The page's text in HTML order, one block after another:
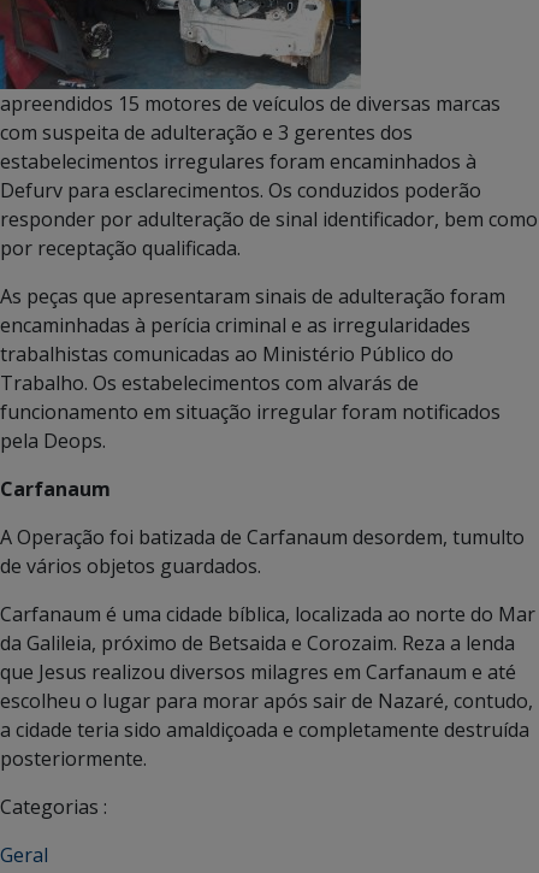
apreendidos 15 motores de veículos de diversas marcas
com suspeita de adulteração e 3 gerentes dos
estabelecimentos irregulares foram encaminhados à
Defurv para esclarecimentos. Os conduzidos poderão
responder por adulteração de sinal identificador, bem como
por receptação qualificada.
As peças que apresentaram sinais de adulteração foram
encaminhadas à perícia criminal e as irregularidades
trabalhistas comunicadas ao Ministério Público do
Trabalho. Os estabelecimentos com alvarás de
funcionamento em situação irregular foram notificados
pela Deops.
Carfanaum
A Operação foi batizada de Carfanaum desordem, tumulto
de vários objetos guardados.
Carfanaum é uma cidade bíblica, localizada ao norte do Mar
da Galileia, próximo de Betsaida e Corozaim. Reza a lenda
que Jesus realizou diversos milagres em Carfanaum e até
escolheu o lugar para morar após sair de Nazaré, contudo,
a cidade teria sido amaldiçoada e completamente destruída
posteriormente.
Categorias :
Geral